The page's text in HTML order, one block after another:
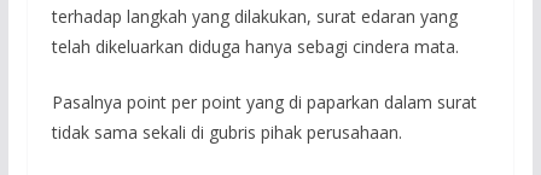
terhadap langkah yang dilakukan, surat edaran yang
telah dikeluarkan diduga hanya sebagi cindera mata.
Pasalnya point per point yang di paparkan dalam surat
tidak sama sekali di gubris pihak perusahaan.